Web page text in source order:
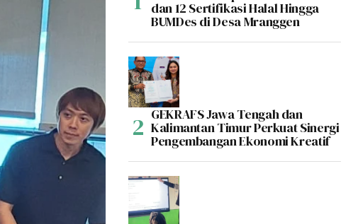
dan 12 Sertifikasi Halal Hingga
BUMDes di Desa Mranggen
GEKRAFS Jawa Tengah dan
Kalimantan Timur Perkuat Sinergi
Pengembangan Ekonomi Kreatif